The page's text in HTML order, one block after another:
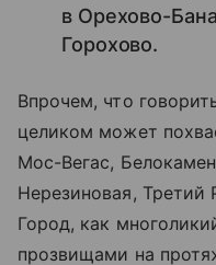
в Орехово-
Горохово.
Впрочем, что
целиком может
Мос-Вегас,
Нерезиновая, Третий
Город, как
прозвищами на